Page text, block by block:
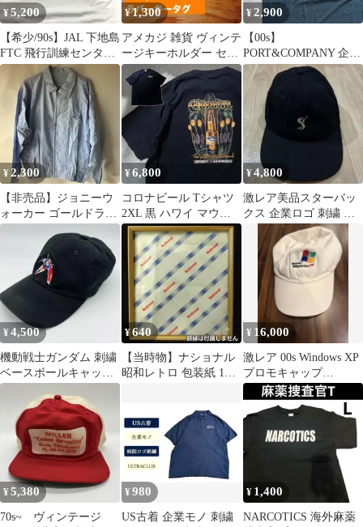
¥5,200
【希少/90s】JAL 下地島
FTC 飛行訓練センター
TEEシングルステッチ
¥1,300
アメカジ 雑貨 ヴィンテ
ージキーホルダー セッ
ト バドライト 企業物
ノベルティ
¥2,900
【00s】
PORT&COMPANY 企業
ロゴ ポケットTシャツ
XL ブラック
¥2,300
【非売品】ジョニーウ
ォーカー ゴールドラベ
ルジャケットブルゾン
水色 綿100%
¥6,800
コロナビール Tシャツ
2XL 黒 ハワイ マウイ
企業 企業ロゴ 古着
¥4,800
激レア美品スターバッ
クス 企業ロゴ 刺繍 キ
ャップ ブラック USA
¥4,500
機動戦士ガンダム 刺繍
ベースボールキャップ
ブラック
¥640
【当時物】ナショナル
昭和レトロ 包装紙 1枚
¥ 16,000
激レア 00s Windows XP
プロモキャップ
Microsoft 企業物
¥5,380
70s~ ヴィンテージ
¥980
US古着 企業モノ 刺繍
¥ 1,400
NARCOTICS 海外麻薬